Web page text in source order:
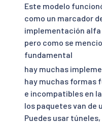
Este modelo
como un marcador
implementación
pero como se
fundamental
hay muchas
hay muchas formas
e incompatibles en
los paquetes van de
Puedes usar